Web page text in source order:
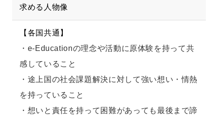
求める人物像
【各国共通】
・e-Educationの理念や活動に原体験を持って共
感していること
・途上国の社会課題解決に対して強い想い・情熱
を持っていること
・想いと責任を持って困難があっても最後まで諦